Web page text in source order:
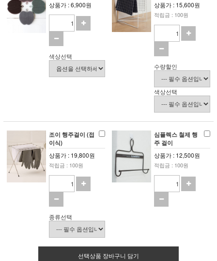
상품가 : 6,900원
색상선택
상품가 : 15,600원
적립금 : 100원
수량할인
색상선택
조이 행주걸이 (접
이식)
상품가 : 19,800원
적립금 : 100원
종류선택
심플렉스 철제 행
주 걸이
상품가 : 12,500원
적립금 : 100원
선택상품 장바구니 담기